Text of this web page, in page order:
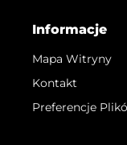
Informacje
Mapa Witryny
Kontakt
Preferencje